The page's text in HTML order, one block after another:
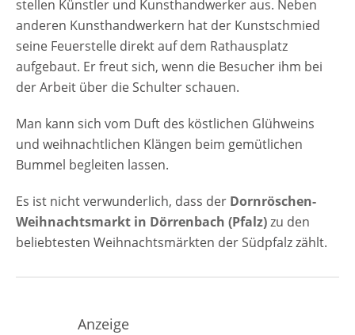
stellen Künstler und Kunsthandwerker aus. Neben
anderen Kunsthandwerkern hat der Kunstschmied
seine Feuerstelle direkt auf dem Rathausplatz
aufgebaut. Er freut sich, wenn die Besucher ihm bei
der Arbeit über die Schulter schauen.
Man kann sich vom Duft des köstlichen Glühweins
und weihnachtlichen Klängen beim gemütlichen
Bummel begleiten lassen.
Es ist nicht verwunderlich, dass der Dornröschen-
Weihnachtsmarkt in Dörrenbach (Pfalz)zu den
beliebtesten Weihnachtsmärkten der Südpfalz zählt.
Anzeige